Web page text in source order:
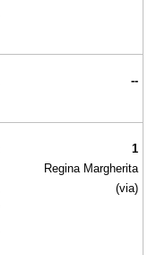
--
1
Regina Margherita
(via)